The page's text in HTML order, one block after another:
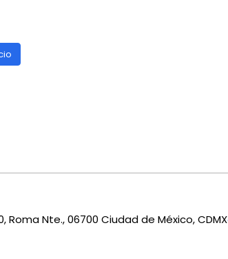
Roma Nte., 06700 Ciudad de México, CDMX